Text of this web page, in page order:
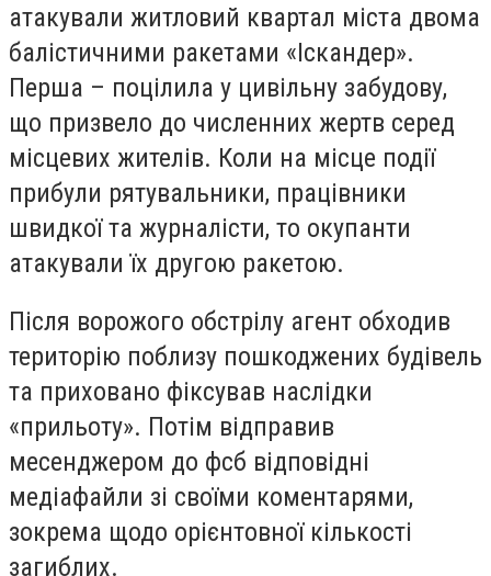
атакували житловий квартал міста двома
балістичними ракетами «Іскандер».
Перша – поцілила у цивільну забудову,
що призвело до численних жертв серед
місцевих жителів. Коли на місце події
прибули рятувальники, працівники
швидкої та журналісти, то окупанти
атакували їх другою ракетою.
Після ворожого обстрілу агент обходив
територію поблизу пошкоджених будівель
та приховано фіксував наслідки
«прильоту». Потім відправив
месенджером до фсб відповідні
медіафайли зі своїми коментарями,
зокрема щодо орієнтовної кількості
загиблих.